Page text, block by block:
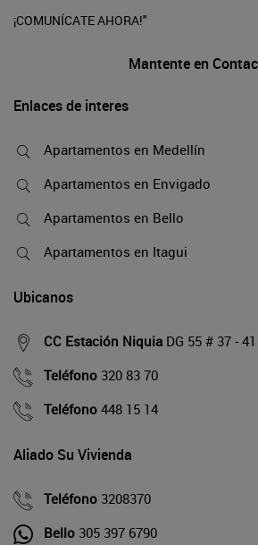
¡COMUNÍCATE AHORA!"
Mantente en
Enlaces de interes
Apartamentos en Medellín
Apartamentos en Envigado
Apartamentos en Bello
Apartamentos en Itagui
Ubicanos
CC Estación Niquia DG 55 # 37 -
Teléfono 320 83 70
Teléfono 448 15 14
Aliado Su Vivienda
Teléfono 3208370
Bello 305 397 6790